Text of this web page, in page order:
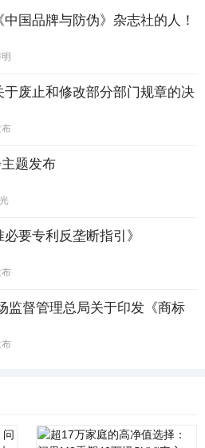
国品牌与防伪》杂志社的人！
废止和修改部分部门规章的决
主题发布
要专利反垄断指引》
监督管理总局关于印发《商标